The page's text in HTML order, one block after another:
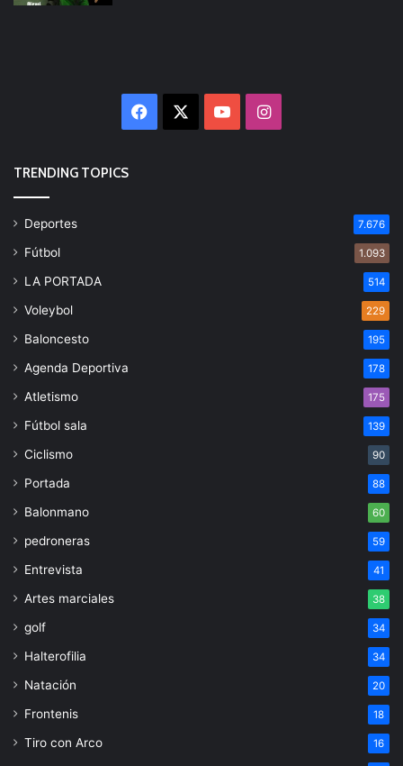
Facebook YouTubeInstagram
TRENDING TOPICS
Deportes 7.676
Fútbol 1.093
LA PORTADA 514
Voleybol 229
Baloncesto 195
Agenda Deportiva 178
Atletismo 175
Fútbol sala 139
Ciclismo 90
Portada 88
Balonmano 60
pedroneras 59
Entrevista 41
Artes marciales 38
golf 34
Halterofilia 34
Natación 20
Frontenis 18
Tiro con Arco 16